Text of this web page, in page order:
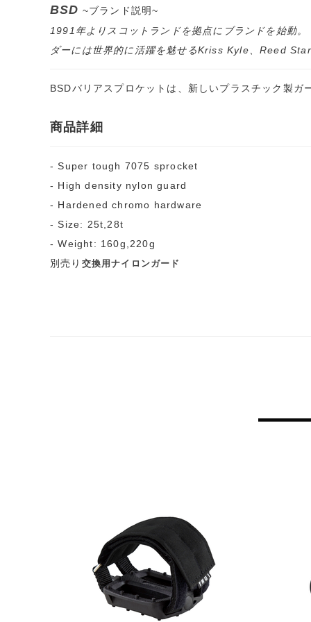
BSD ~ブランド説明~
1991年よりスコットランドを拠点にブランドを始動
ダーには世界的に活躍を魅せるKriss Kyle、Reed
BSDバリアスプロケットは、新しいプラスチック製
商品詳細
- Super tough 7075 sprocket
- High density nylon guard
- Hardened chromo hardware
- Size: 25t,28t
- Weight: 160g,220g
別売り 交換用ナイロンガード